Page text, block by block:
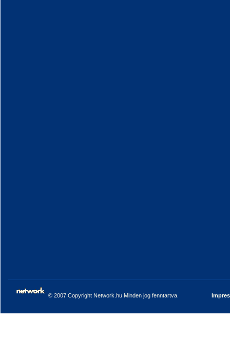
© 2007 Copyright Network.hu Minden jog fenntartva.